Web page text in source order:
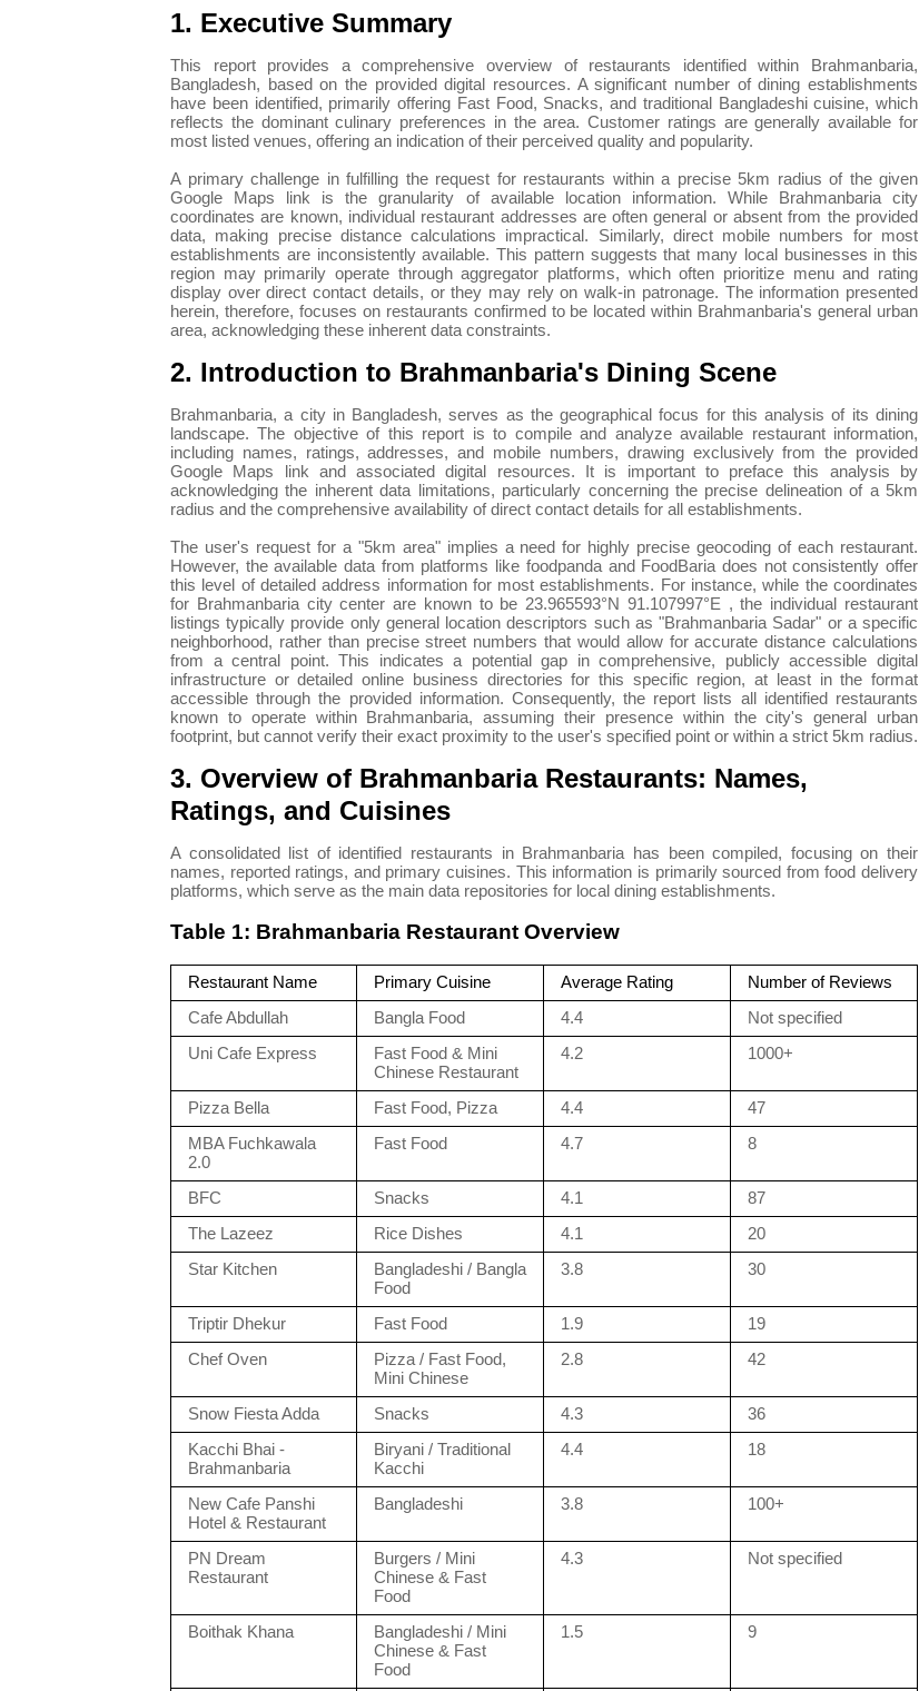
1. Executive Summary
This report provides a comprehensive overview of restaurants identified within Brahmanbaria,
Bangladesh, based on the provided digital resources. A significant number of dining establishments
have been identified, primarily offering Fast Food, Snacks, and traditional Bangladeshi cuisine, which
reflects the dominant culinary preferences in the area. Customer ratings are generally available for
most listed venues, offering an indication of their perceived quality and popularity.
A primary challenge in fulfilling the request for restaurants within a precise 5km radius of the given
Google Maps link is the granularity of available location information. While Brahmanbaria city
coordinates are known, individual restaurant addresses are often general or absent from the provided
data, making precise distance calculations impractical. Similarly, direct mobile numbers for most
establishments are inconsistently available. This pattern suggests that many local businesses in this
region may primarily operate through aggregator platforms, which often prioritize menu and rating
display over direct contact details, or they may rely on walk-in patronage. The information presented
herein, therefore, focuses on restaurants confirmed to be located within Brahmanbaria's general urban
area, acknowledging these inherent data constraints.
2. Introduction to Brahmanbaria's Dining Scene
Brahmanbaria, a city in Bangladesh, serves as the geographical focus for this analysis of its dining
landscape. The objective of this report is to compile and analyze available restaurant information,
including names, ratings, addresses, and mobile numbers, drawing exclusively from the provided
Google Maps link and associated digital resources. It is important to preface this analysis by
acknowledging the inherent data limitations, particularly concerning the precise delineation of a 5km
radius and the comprehensive availability of direct contact details for all establishments.
The user's request for a "5km area" implies a need for highly precise geocoding of each restaurant.
However, the available data from platforms like foodpanda and FoodBaria does not consistently offer
this level of detailed address information for most establishments. For instance, while the coordinates
for Brahmanbaria city center are known to be 23.965593°N 91.107997°E , the individual restaurant
listings typically provide only general location descriptors such as "Brahmanbaria Sadar" or a specific
neighborhood, rather than precise street numbers that would allow for accurate distance calculations
from a central point. This indicates a potential gap in comprehensive, publicly accessible digital
infrastructure or detailed online business directories for this specific region, at least in the format
accessible through the provided information. Consequently, the report lists all identified restaurants
known to operate within Brahmanbaria, assuming their presence within the city's general urban
footprint, but cannot verify their exact proximity to the user's specified point or within a strict 5km radius.
3. Overview of Brahmanbaria Restaurants: Names,
Ratings, and Cuisines
A consolidated list of identified restaurants in Brahmanbaria has been compiled, focusing on their
names, reported ratings, and primary cuisines. This information is primarily sourced from food delivery
platforms, which serve as the main data repositories for local dining establishments.
Table 1: Brahmanbaria Restaurant Overview
Restaurant Name Primary Cuisine Average Rating
Number of Reviews
Cafe Abdullah
Bangla Food 4.4
Not specified
Uni Cafe Express
Fast Food & Mini
Chinese Restaurant
4.2 1000+
Pizza Bella Fast Food, Pizza 4.4
47
MBA Fuchkawala
2.0
Fast Food 4.7 8
BFC Snacks 4.1
87
The Lazeez
Rice Dishes 4.1
20
Star Kitchen
Bangladeshi / Bangla
Food
3.8 30
Triptir Dhekur Fast Food 1.9
19
Chef Oven
Pizza / Fast Food,
Mini Chinese
2.8 42
Snow Fiesta Adda Snacks 4.3
36
Kacchi Bhai -
Brahmanbaria
Biryani / Traditional
Kacchi
4.4 18
New Cafe Panshi
Hotel & Restaurant
Bangladeshi 3.8 100+
PN Dream
Restaurant
Burgers / Mini
Chinese & Fast
Food
4.3 Not specified
Boithak Khana
Bangladeshi / Mini
Chinese & Fast
Food
1.5 9